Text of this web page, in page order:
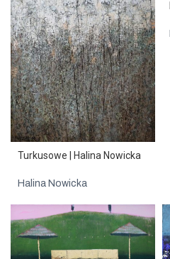
Turkusowe | Halina Nowicka
Halina Nowicka